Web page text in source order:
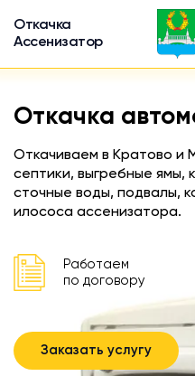
Откачка
Ассенизатор
Откачка
Откачиваем в Кратово и
септики, выгребные ямы,
сточные воды, подвалы,
илососа ассенизатора.
Работаем
по договору
Заказать услугу